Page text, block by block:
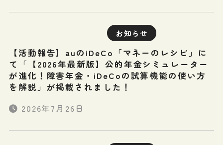
お知らせ
【活動報告】auのiDeCo「マネーのレシピ」に
て「【2026年最新版】公的年金シミュレーター
が進化！障害年金・iDeCoの試算機能の使い方
を解説」が掲載されました！
2026年7月26日